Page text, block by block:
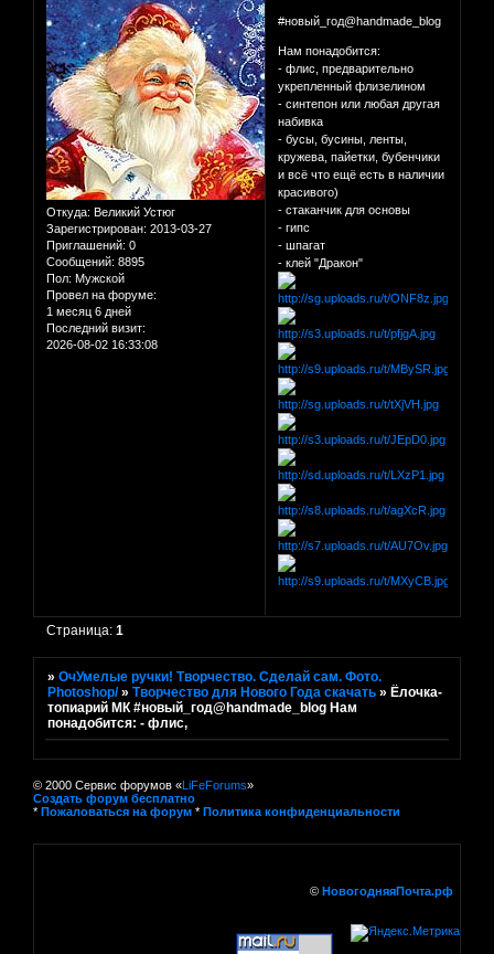
Откуда: Великий Устюг
Зарегистрирован: 2013-03-27
Приглашений: 0
Сообщений: 8895
Пол: Мужской
Провел на форуме:
1 месяц 6 дней
Последний визит:
2026-08-02 16:33:08
#новый_год@handmade_blog
Нам понадобится:
- флис, предварительно
укрепленный флизелином
- синтепон или любая другая
набивка
- бусы, бусины, ленты,
кружева, пайетки, бубенчики
и всё что ещё есть в наличии
красивого)
- стаканчик для основы
- гипс
- шпагат
- клей "Дракон"
Страница:1
»ОчУмелые ручки! Творчество. Сделай сам. Фото.
Photoshop/ »Творчество для Нового Года скачать »Ёлочка-
топиарий МК #новый_год@handmade_blog Нам
понадобится: - флис,
© 2000 Сервис форумов «LiFeForums»
Создать форум бесплатно
* Пожаловаться на форум * Политика конфиденциальности
© НовогодняяПочта.рф